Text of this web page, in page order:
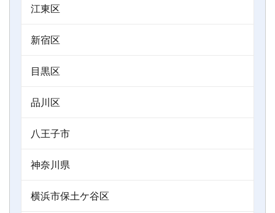
江東区
新宿区
目黒区
品川区
八王子市
神奈川県
横浜市保土ケ谷区